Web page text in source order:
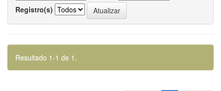
Registro(s)
Resultado 1-1 de 1.